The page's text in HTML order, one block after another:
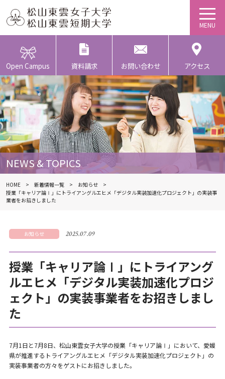
Open Campus 資料請求 お問い合わせ アクセス
NEWS & TOPICS
HOME 新着情報一覧
お知らせ
授業「キャリア論Ⅰ」にトライアングルエヒメ「デジタル実装加速化プロジェクト」の実装事
業者をお招きしました
お知らせ 2025.07.09
授業「キャリア論Ⅰ」にトライアング
ルエヒメ「デジタル実装加速化プロジ
ェクト」の実装事業者をお招きしまし
た
7月1日と7月8日、松山東雲女子大学の授業「キャリア論Ⅰ」において、愛媛
県が推進するトライアングルエヒメ「デジタル実装加速化プロジェクト」の
実装事業者の方々をゲストにお招きしました。